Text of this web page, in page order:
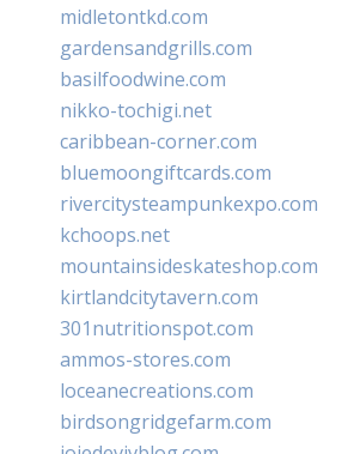
midletontkd.com
gardensandgrills.com
basilfoodwine.com
nikko-tochigi.net
caribbean-corner.com
bluemoongiftcards.com
rivercitysteampunkexpo.com
kchoops.net
mountainsideskateshop.com
kirtlandcitytavern.com
301nutritionspot.com
ammos-stores.com
loceanecreations.com
birdsongridgefarm.com